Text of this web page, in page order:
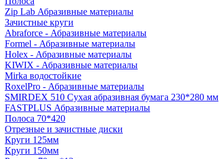
Zip Lab Абразивные материалы
Зачистные круги
Abraforce - Абразивные материалы
Formel - Абразивные материалы
Holex - Абразивные материалы
KIWIX - Абразивные материалы
Mirka водостойкие
RoxelPro - Абразивные материалы
SMIRDEX 510 Сухая абразивная бумага 230*280 мм
FASTPLUS Абразивные материалы
Полоса 70*420
Отрезные и зачистные диски
Круги 125мм
Круги 150мм